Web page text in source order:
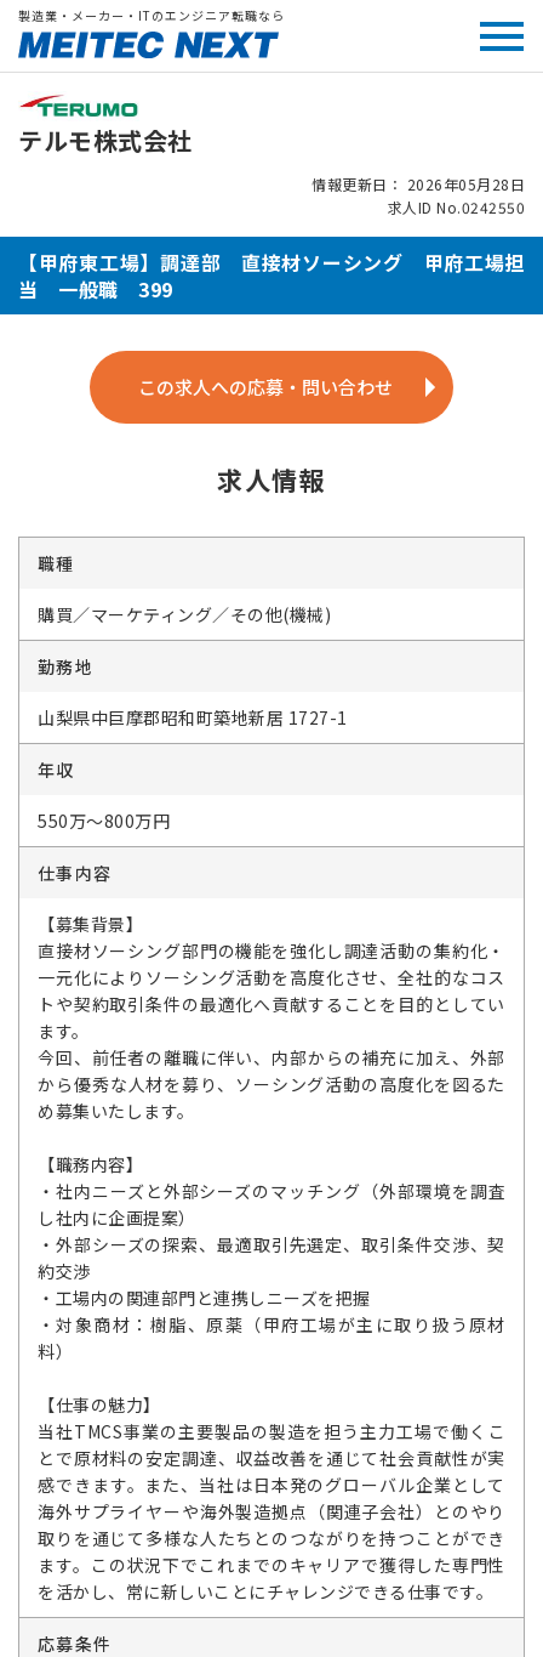
製造業・メーカー・ITのエンジニア転職なら
テルモ株式会社
情報更新日： 2026年05月28日
求人ID No.0242550
【甲府東工場】調達部 直接材ソーシング 甲府工場担
当 一般職 399
この求人への応募・問い合わせ
求人情報
職種
購買／マーケティング／その他(機械)
勤務地
山梨県中巨摩郡昭和町築地新居 1727-1
年収
550万～800万円
仕事内容
【募集背景】
直接材ソーシング部門の機能を強化し調達活動の集約化・
一元化によりソーシング活動を高度化させ、全社的なコス
トや契約取引条件の最適化へ貢献することを目的としてい
ます。
今回、前任者の離職に伴い、内部からの補充に加え、外部
から優秀な人材を募り、ソーシング活動の高度化を図るた
め募集いたします。
【職務内容】
・社内ニーズと外部シーズのマッチング（外部環境を調査
し社内に企画提案）
・外部シーズの探索、最適取引先選定、取引条件交渉、契
約交渉
・工場内の関連部門と連携しニーズを把握
・対象商材：樹脂、原薬（甲府工場が主に取り扱う原材
料）
【仕事の魅力】
当社TMCS事業の主要製品の製造を担う主力工場で働くこ
とで原材料の安定調達、収益改善を通じて社会貢献性が実
感できます。また、当社は日本発のグローバル企業として
海外サプライヤーや海外製造拠点（関連子会社）とのやり
取りを通じて多様な人たちとのつながりを持つことができ
ます。この状況下でこれまでのキャリアで獲得した専門性
を活かし、常に新しいことにチャレンジできる仕事です。
応募条件